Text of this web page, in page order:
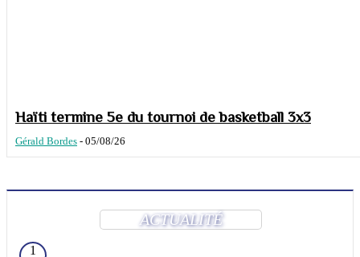
Haïti termine 5e du tournoi de basketball 3x3
Gérald Bordes - 05/08/26
ACTUALITÉ
1